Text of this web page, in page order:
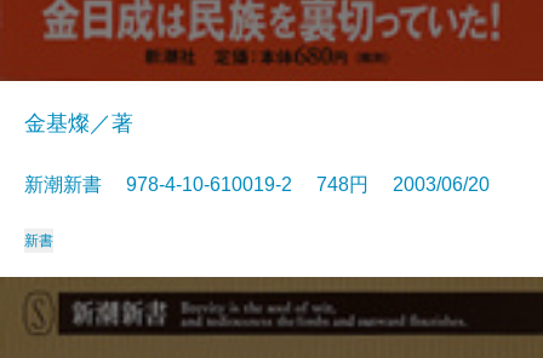
金基燦／著
新潮新書 978-4-10-610019-2 748円 2003/06/20
新書